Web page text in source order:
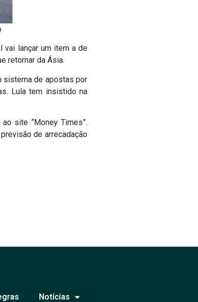
vai lançar um item a de
retornar da Ásia.
sistema de apostas por
Lula tem insistido na
site “Money Times”.
de arrecadação
Notícias